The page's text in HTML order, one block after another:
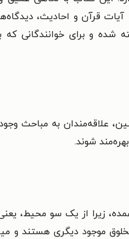
آیات قرآن و احادیث،
شده و برای خوانندگانی
علاقه‌مندان به مباحث
شوند.
زیرا از یک سو محیط،
موجود دیگری هستند و